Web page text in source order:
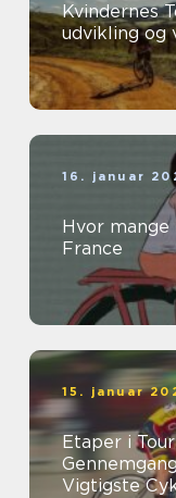
Kvindernes
udvikling og
16. januar
Hvor
France
15. januar
Etaper i
Vigtigste